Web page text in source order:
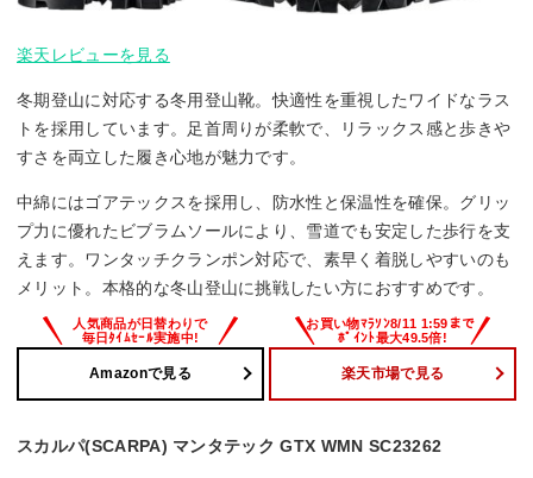
楽天レビューを見る
冬期登山に対応する冬用登山靴。快適性を重視したワイドなラス
トを採用しています。足首周りが柔軟で、リラックス感と歩きや
すさを両立した履き心地が魅力です。
中綿にはゴアテックスを採用し、防水性と保温性を確保。グリッ
プ力に優れたビブラムソールにより、雪道でも安定した歩行を支
えます。ワンタッチクランポン対応で、素早く着脱しやすいのも
メリット。本格的な冬山登山に挑戦したい方におすすめです。
Amazonで見る 楽天市場で見る
スカルパ(SCARPA) マンタテック GTX WMN SC23262